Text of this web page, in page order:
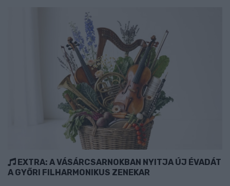
EXTRA: A VÁSÁRCSARNOKBAN NYITJA ÚJ ÉVADÁT
A GYŐRI FILHARMONIKUS ZENEKAR